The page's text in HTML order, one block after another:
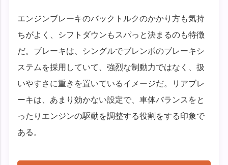
エンジンブレーキのバックトルクのかかり方も気持
ちがよく、シフトダウンもスパっと決まるのも特徴
だ。ブレーキは、シングルでブレンボのブレーキシ
ステムを採用していて、強烈な制動力ではなく、扱
いやすさに重きを置いているイメージだ。リアブレ
ーキは、あまり効かない設定で、車体バランスをと
ったりエンジンの駆動を調整する役割をする印象で
ある。